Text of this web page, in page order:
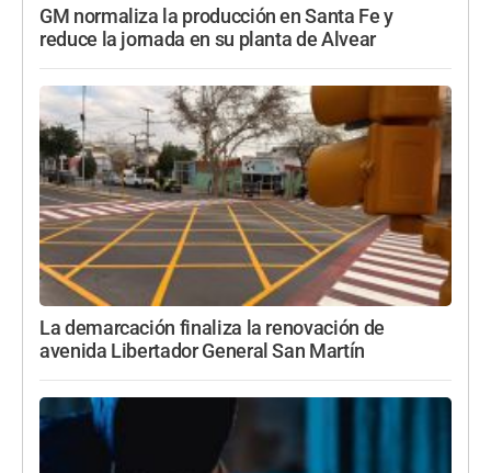
GM normaliza la producción en Santa Fe y
reduce la jornada en su planta de Alvear
La demarcación finaliza la renovación de
avenida Libertador General San Martín